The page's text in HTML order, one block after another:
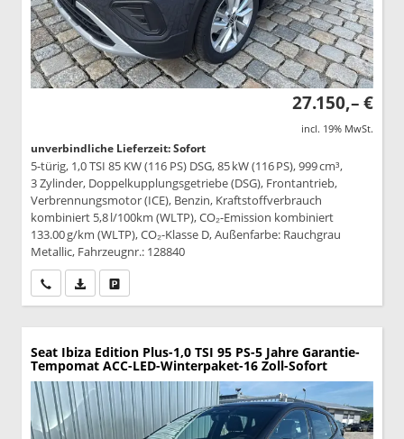
27.150,– €
incl. 19% MwSt.
unverbindliche Lieferzeit: Sofort
5-türig, 1,0 TSI 85 KW (116 PS) DSG, 85 kW (116 PS), 999 cm³,
3 Zylinder, Doppelkupplungsgetriebe (DSG), Frontantrieb,
Verbrennungsmotor (ICE), Benzin, Kraftstoffverbrauch
kombiniert 5,8 l/100km (WLTP), CO₂-Emission kombiniert
133.00 g/km (WLTP), CO₂-Klasse D, Außenfarbe: Rauchgrau
Metallic, Fahrzeugnr.: 128840
Wir rufen Sie anPDF-Datei, Fahrzeugexposé drucken
Seat Ibiza Edition Plus-1,0 TSI 95 PS-5 Jahre Garantie-
Tempomat ACC-LED-Winterpaket-16 Zoll-Sofort